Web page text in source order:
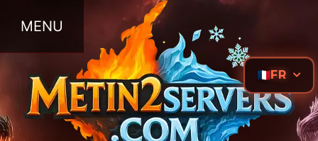
FR
MENU